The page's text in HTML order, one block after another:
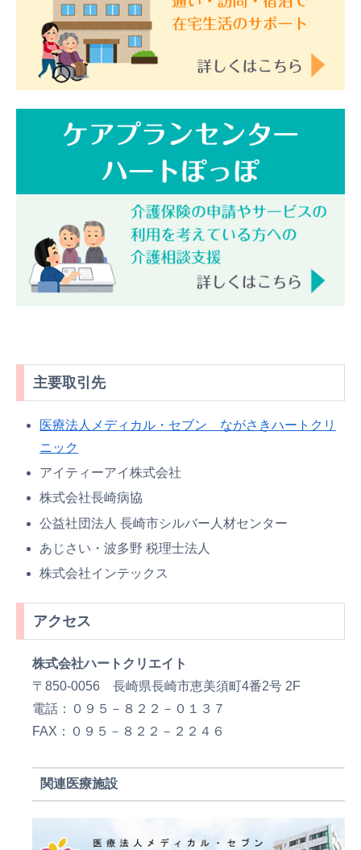
主要取引先
医療法人メディカル・セブン ながさきハートクリ
ニック
アイティーアイ株式会社
株式会社長崎病協
公益社団法人 長崎市シルバー人材センター
あじさい・波多野 税理士法人
株式会社インテックス
アクセス
株式会社ハートクリエイト
〒850-0056 長崎県長崎市恵美須町4番2号 2F
電話：０９５－８２２－０１３７
FAX：０９５－８２２－２２４６
関連医療施設